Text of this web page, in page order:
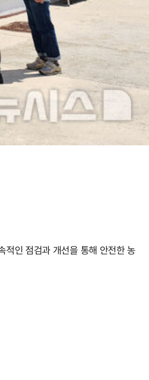
인 점검과 개선을 통해 안전한 농